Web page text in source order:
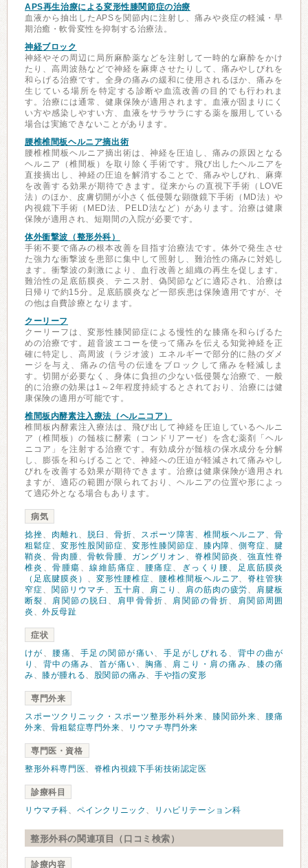
APS再生治療による変形性膝関節症の治療
血液から抽出したAPSを関節内に注射し、痛みや炎症の軽減・早
期治癒・軟骨変性を抑制する治療法。
神経ブロック
神経やその周辺に局所麻酔薬などを注射して一時的な麻酔をかけ
たり、高周波熱などで神経を麻痺させたりして、痛みやしびれを
和らげる治療です。全身の痛みの緩和に使用されるほか、痛みを
生じている場所を特定する診断や血流改善の目的でも行われま
す。治療には通常、健康保険が適用されます。血液が固まりにく
い方や感染しやすい方、血液をサラサラにする薬を服用している
場合は実施できないことがあります。
腰椎椎間板ヘルニア摘出術
腰椎椎間板ヘルニア摘出術は、神経を圧迫し、痛みの原因となる
ヘルニア（椎間板）を取り除く手術です。飛び出したヘルニアを
直接摘出し、神経の圧迫を解消することで、痛みやしびれ、麻痺
を改善する効果が期待できます。従来からの直視下手術（LOVE
法）のほか、皮膚切開が小さく低侵襲な顕微鏡下手術（MD法）や
内視鏡下手術（MED法、PELD法など）があります。治療は健康
保険が適用され、短期間の入院が必要です。
体外衝撃波（整形外科）
手術不要で痛みの根本改善を目指す治療法です。体外で発生させ
た強力な衝撃波を患部に集中して照射し、難治性の痛みに対処し
ます。衝撃波の刺激により、血行改善と組織の再生を促します。
難治性の足底筋膜炎、テニス肘、偽関節などに適応され、治療は
日帰りで約15分。足底筋膜炎など一部疾患は保険適用ですが、そ
の他は自費診療となります。
クーリーフ
クーリーフは、変形性膝関節症による慢性的な膝痛を和らげるた
めの治療です。超音波エコーを使って痛みを伝える知覚神経を正
確に特定し、高周波（ラジオ波）エネルギーで部分的に熱のダメ
ージを与え、痛みの信号の伝達をブロックして痛みを軽減しま
す。切開が必要なく、身体に負担の少ない低侵襲な治療で、一般
的に治療の効果は1～2年程度持続するとされており、治療には健
康保険の適用が可能です。
椎間板内酵素注入療法（ヘルニコア）
椎間板内酵素注入療法は、飛び出して神経を圧迫しているヘルニ
ア（椎間板）の髄核に酵素（コンドリアーゼ）を含む薬剤「ヘル
ニコア」を注射する治療です。有効成分が髄核の保水成分を分解
し、膨張を和らげることで、神経への圧迫が軽減されて痛みやし
びれを改善する効果が期待できます。治療は健康保険が適用され
ますが、適応の範囲が限られており、ヘルニアの位置や形によっ
て適応外となる場合もあります。
病気
捻挫、 肉離れ、 脱臼 、 骨折、 スポーツ障害、 椎間板ヘルニア 、骨
粗鬆症、 変形性股関節症、 変形性膝関節症、 膝内障、側弯症、
腱
鞘炎 、 骨肉腫、 骨軟骨腫、 ガングリオン 、 脊椎関節炎 、強直性脊
椎炎 、骨腫瘍 、線維筋痛症 、 腰痛症、 ぎっくり腰、 足底筋膜炎
（足底腱膜炎） 、 変形性腰椎症、 腰椎椎間板ヘルニア、 脊柱管狭
窄症、 関節リウマチ 、 五十肩 、 肩こり 、 肩の筋肉の疲労、 肩腱板
断裂 、 肩関節の脱臼 、 肩甲骨骨折 、 肩関節の骨折、
肩関節周囲
炎 、外反母趾
症状
けが 、 腰痛 、 手足の関節が痛い、 手足がしびれる 、 背中の曲が
り 、 背中の痛み、 首が痛い 、 胸痛 、 肩こり・肩の痛み、
膝の痛
み、 膝が腫れる、 股関節の痛み、手や指の変形
専門外来
スポーツクリニック・スポーツ整形外科外来、 膝関節外来、
腰痛
外来、 骨粗鬆症専門外来、 リウマチ専門外来
専門医・資格
整形外科専門医、 脊椎内視鏡下手術技術認定医
診療科目
リウマチ科、 ペインクリニック 、 リハビリテーション科
整形外科の関連項目（口コミ検索）
診療内容